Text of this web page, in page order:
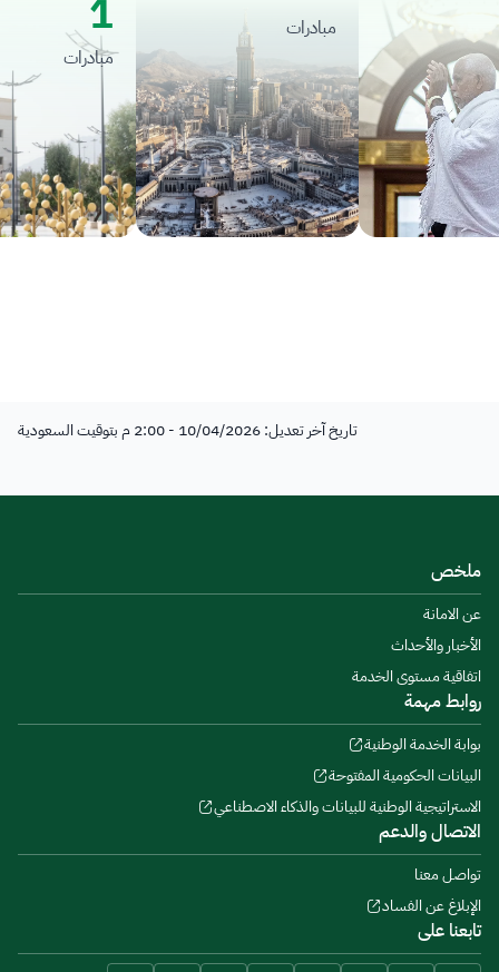
1
مبادرات
مبادرات
تاريخ آخر تعديل: 10/04/2026 - 2:00 م بتوقيت السعودية
ملخص
عن الامانة
الأخبار والأحداث
اتفاقية مستوى الخدمة
روابط مهمة
بوابة الخدمة الوطنية
البيانات الحكومية المفتوحة
الاستراتيجية الوطنية للبيانات والذكاء الاصطناعي
الاتصال والدعم
تواصل معنا
الإبلاغ عن الفساد
تابعنا على